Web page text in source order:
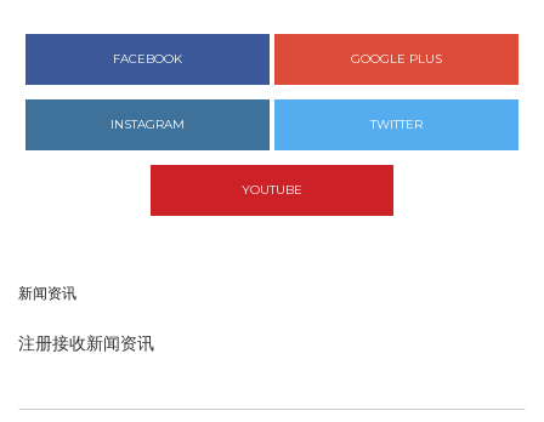
FACEBOOK GOOGLE PLUS
INSTAGRAM TWITTER
YOUTUBE
新闻资讯
注册接收新闻资讯